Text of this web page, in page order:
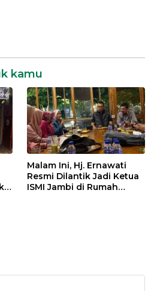
kamu
Malam Ini, Hj. Ernawati
Resmi Dilantik Jadi Ketua
ISMI Jambi di Rumah